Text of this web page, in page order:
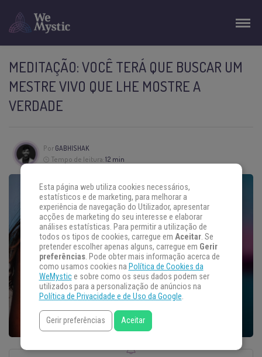
MEDITAÇÃO: VOCÊ TERÁ QUE BUSCAR UM
MESTRE VIVO QUE LHE MOSTRE A
VERDADE
Por GABHISHAK
Tempo de leitura:12 min
Esta página web utiliza cookies necessários,
estatísticos e de marketing, para melhorar a
experiência de navegação do Utilizador, apresentar
acções de marketing do seu interesse e elaborar
análises estatísticas. Para permitir a utilização de
todos os tipos de cookies, carregue em Aceitar. Se
pretender escolher apenas alguns, carregue em Gerir
preferências. Pode obter mais informação acerca de
como usamos cookies na Política de Cookies da
WeMystice sobre como os seus dados podem ser
utilizados para a personalização de anúncios na
Política de Privacidade e de Uso da Google.
Gerir preferências Aceitar